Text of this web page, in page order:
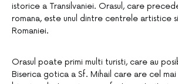
istorice a Transilvaniei. Orasul, care
romana, este unul dintre centrele artistice
Romaniei.
Orasul poate primi multi turisti, care au
Biserica gotica a Sf. Mihail care are cel